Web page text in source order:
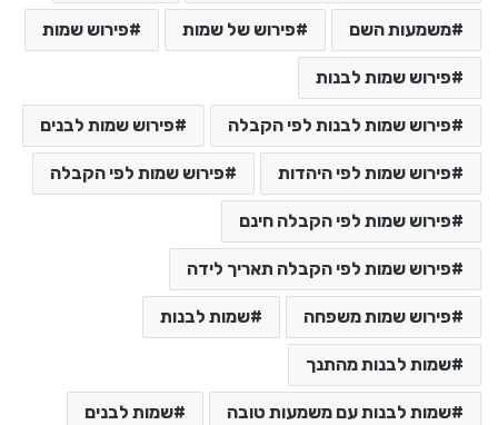
משמעות השם פירוש של שמות פירוש שמות
פירוש שמות לבנות
פירוש שמות לבנות לפי הקבלה פירוש שמות לבנים
פירוש שמות לפי היהדות פירוש שמות לפי הקבלה
פירוש שמות לפי הקבלה חינם
פירוש שמות לפי הקבלה תאריך לידה
פירוש שמות משפחה שמות לבנות
שמות לבנות מהתנך
שמות לבנות עם משמעות טובה שמות לבנים